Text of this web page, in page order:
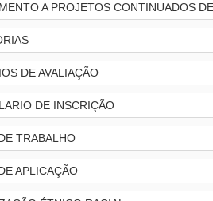
A PROJETOS CONTINUADOS
DE AVALIAÇÃO
DE INSCRIÇÃO
TRABALHO
APLICAÇÃO